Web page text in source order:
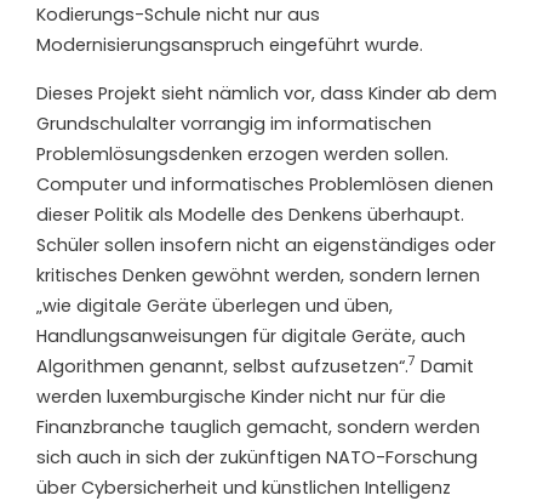
Kodierungs-Schule nicht nur aus
Modernisierungsanspruch eingeführt wurde.
Dieses Projekt sieht nämlich vor, dass Kinder ab dem
Grundschulalter vorrangig im informatischen
Problemlösungsdenken erzogen werden sollen.
Computer und informatisches Problemlösen dienen
dieser Politik als Modelle des Denkens überhaupt.
Schüler sollen insofern nicht an eigenständiges oder
kritisches Denken gewöhnt werden, sondern lernen
„wie digitale Geräte überlegen und üben,
Handlungsanweisungen für digitale Geräte, auch
Algorithmen genannt, selbst aufzusetzen“.7 Damit
werden luxemburgische Kinder nicht nur für die
Finanzbranche tauglich gemacht, sondern werden
sich auch in sich der zukünftigen NATO-Forschung
über Cybersicherheit und künstlichen Intelligenz